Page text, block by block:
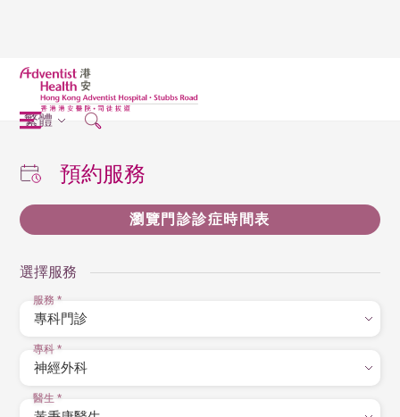
繁體
預約服務
瀏覽門診診症時間表
選擇服務
服務*
專科*
醫生*